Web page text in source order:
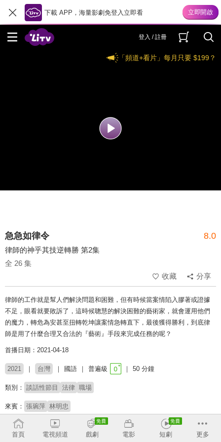
下載 APP，海量影劇免登入立即看
登入 / 註冊
「頻道+看片」每月只要 $199？
急急如律令 8.0
律師的神乎其技逆轉勝 第2集
全 26 集
收藏
分享
律師的工作就是幫人們解決問題和困難，但有時候當案情陷入膠著或證據
不足，眼看就要敗訴了，這時候聰慧的解決困難的藝術家，就會運用他們
的魔力，轉危為安甚至扭轉乾坤讓案情急轉直下，最後獲得勝利，到底律
師是用了什麼合理又合法的『藝術』手段來完成任務的呢？
首播日期：2021-04-18
2021 台灣 國語 普遍級 50 分鐘
類別： 談話性節目 法律 職場
來賓： 張琬萍 林明忠
主持：
首頁
電視頻道 戲劇 電影 短劇 更多